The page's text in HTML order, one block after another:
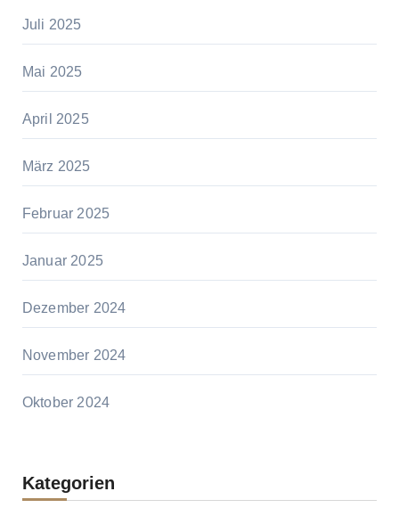
Juli 2025
Mai 2025
April 2025
März 2025
Februar 2025
Januar 2025
Dezember 2024
November 2024
Oktober 2024
Kategorien